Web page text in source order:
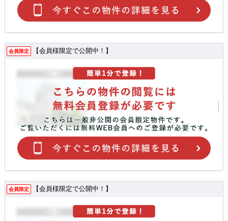
会員限定 【会員様限定で公開中！】
会員限定 【会員様限定で公開中！】